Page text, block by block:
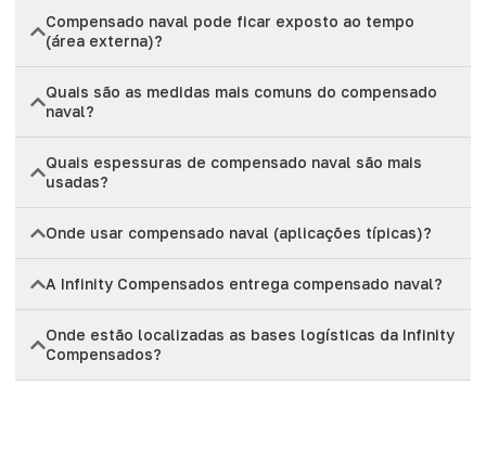
Compensado naval pode ficar exposto ao tempo
(área externa)?
Quais são as medidas mais comuns do compensado
naval?
Quais espessuras de compensado naval são mais
usadas?
Onde usar compensado naval (aplicações típicas)?
A Infinity Compensados entrega compensado naval?
Onde estão localizadas as bases logísticas da Infinity
Compensados?